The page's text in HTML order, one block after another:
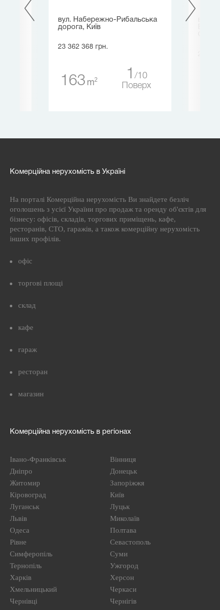
вул. Набережно-Рибальська
дорога, Київ
23 362 368 грн.
163 m2 1
10
Поверх
Комерційна нерухомість в Україні
На порталі Комерційна нерухомість Ви знайдете безліч
оголошень з усієї України про продаж та оренду об'єктів для
бізнесу: офісів, складів, торгових приміщень, кафе,
ресторанів, СТО, гаражів, а також комерційну нерухомість
інших профілів.
офіс
торгові площі
склад
кафе
гараж
ресторан
магазин
Комерційна нерухомість в регіонах
Івано-Франківськ
Вінниця
Дніпро
Донецьк
Житомир
Запоріжжя
Кіровоград
Київ
Луганськ
Луцьк
Львів
Миколаїв
Одеса
Полтава
Рівне
Севастополь
Симферопіль
Суми
Тернопіль
Ужгород
Харків
Херсон
Хмельницький
Черкаси
Чернівці
Чернігів